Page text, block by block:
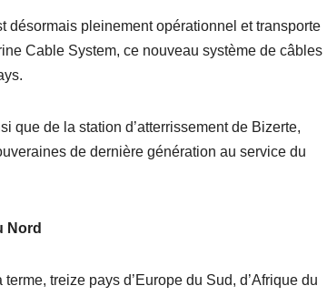
désormais pleinement opérationnel et transporte
Cable System, ce nouveau système de câbles
que de la station d’atterrissement de Bizerte,
de dernière génération au service du
Nord
treize pays d’Europe du Sud, d’Afrique du